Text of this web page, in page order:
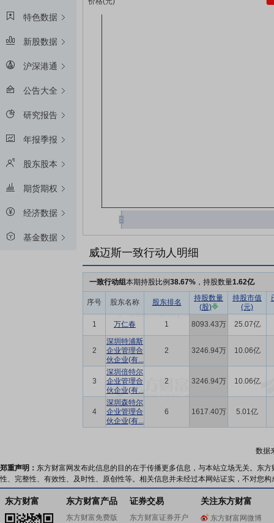
特色数据
新股数据
沪深港通
公告大全
研究报告
年报季报
股东股本
期货期权
经济数据
基金数据
威迈斯一致行动人明细
一致行动组本期持股比例38.67% ，持股数量1.62亿
序号 股东名称 股东排名
持股数量
(股)
持股市值
(元)
1 万仁春 1 8093.43万 25.07亿
2
深圳特浦斯
企业管理合
伙企业(有...
2 3246.94万 10.06亿
3
深圳倍特尔
企业管理合
伙企业(有...
2 3246.94万 10.06亿
4
深圳森特尔
企业管理合
伙企业(有...
6 1617.40万 5.01亿
数据
郑重声明： 东方财富网发布此信息的目的在于传播更多信息，与本站立场无关。东
性、完整性、有效性、及时性、原创性等。相关信息并未经过本网站证实，不对您
东方财富 东方财富产品
东方财富免费版
证券交易
东方财富证券开户
关注东方财富
东方财富网微博